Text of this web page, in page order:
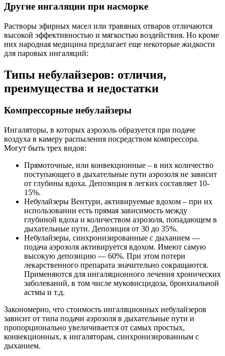
Другие ингаляции при насморке
Растворы эфирных масел или травяных отваров отличаются
высокой эффективностью и мягкостью воздействия. Но кроме
них народная медицина предлагает еще некоторые жидкости
для паровых ингаляций:
Типы небулайзеров: отличия,
преимущества и недостатки
Компрессорные небулайзеры
Ингаляторы, в которых аэрозоль образуется при подаче
воздуха в камеру распыления посредством компрессора.
Могут быть трех видов:
Прямоточные, или конвекционные – в них количество
поступающего в дыхательные пути аэрозоля не зависит
от глубины вдоха. Депозиция в легких составляет 10-
15%.
Небулайзеры Вентури, активируемые вдохом – при их
использовании есть прямая зависимость между
глубиной вдоха и количеством аэрозоля, попадающем в
дыхательные пути. Депозиция от 30 до 35%.
Небулайзеры, синхронизированные с дыханием —
подача аэрозоля активируется вдохом. Имеют самую
высокую депозицию — 60%. При этом потери
лекарственного препарата значительно сокращаются.
Применяются для ингаляционного лечения хронических
заболеваний, в том числе муковисцидоза, бронхиальной
астмы и т.д.
Закономерно, что стоимость ингаляционных небулайзеров
зависит от типа подачи аэрозоля в дыхательные пути и
пропорционально увеличивается от самых простых,
конвекционных, к ингаляторам, синхронизированным с
дыханием.